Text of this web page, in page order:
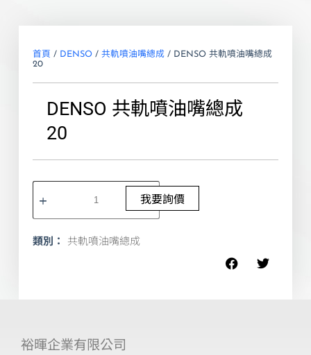
首頁 / DENSO/ 共軌噴油嘴總成/ DENSO 共軌噴油嘴總成
20
DENSO 共軌噴油嘴總成
20
我要詢價
類別： 共軌噴油嘴總成
裕暉企業有限公司